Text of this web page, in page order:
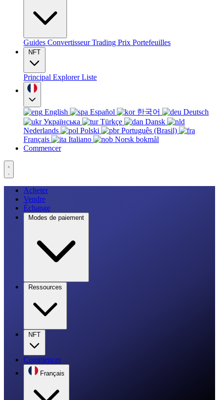
Guides ConvertisseurTrading Prix Portefeuilles
NFT
Principal ExplorerListe
English Español 한국어
Deutsch
Українська
Türkçe
Dansk
Nederlands
Polski
Português (Brasil)
Français
Italiano
Norsk bokmål
Commencer
Acheter
Vendre
Échange
Modes de paiement
Ressources
NFT
Commencer
Français